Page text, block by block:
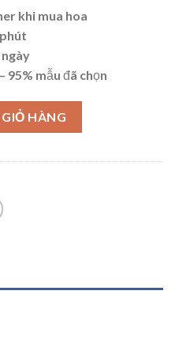
₫.là:
khi mua hoa
95% mẫu đã chọn
HÀNG